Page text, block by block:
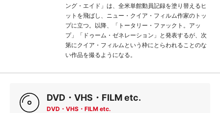
ング・エイド」は、全米単館動員記録を塗り替えるヒ
ットを飛ばし、ニュー・クイア・フィルム作家のトッ
プに立つ。以降、「トータリー・ファックト。アッ
プ」「ドゥーム・ゼネレーション」と発表するが、次
第にクイア・フィルムという枠にとらわれることのな
い作品を撮るようになる。
DVD・VHS・FILM etc.
DVD・VHS・FILM etc.